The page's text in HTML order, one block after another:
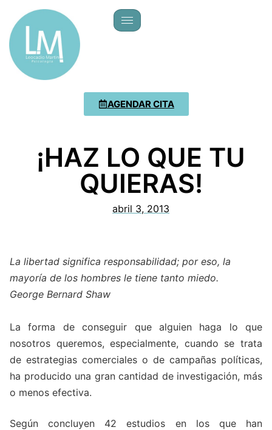
AGENDAR CITA
¡HAZ LO QUE TU
QUIERAS!
abril 3, 2013
La libertad significa responsabilidad; por eso, la
mayoría de los hombres le tiene tanto miedo.
George Bernard Shaw
La forma de conseguir que alguien haga lo que
nosotros queremos, especialmente, cuando se trata
de estrategias comerciales o de campañas políticas,
ha producido una gran cantidad de investigación, más
o menos efectiva.
Según concluyen 42 estudios en los que han